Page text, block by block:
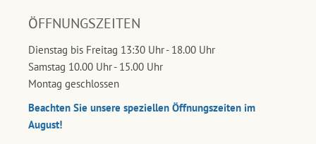
ÖFFNUNGSZEITEN
Dienstag bis Freitag 13:30 Uhr - 18.00 Uhr
Samstag 10.00 Uhr - 15.00 Uhr
Montag geschlossen
Beachten Sie unsere speziellen Öffnungszeiten im
August!